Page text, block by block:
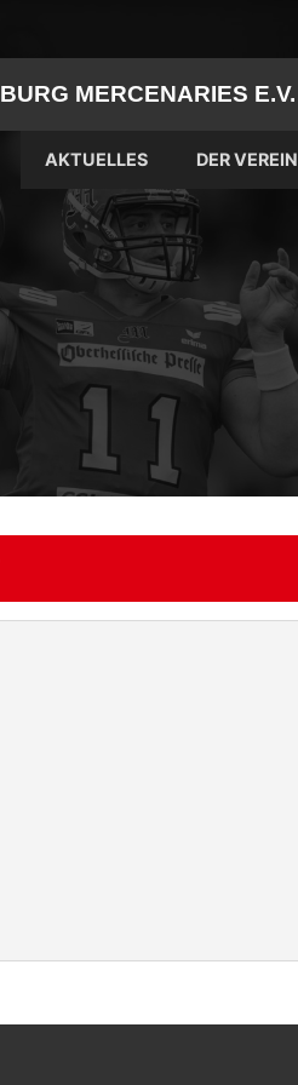
MERCENARIES E.V.
AKTUELLES DER VEREIN